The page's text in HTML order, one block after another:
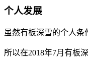
个人发展
虽然有板深雪的个人
所以在2018年7月有板